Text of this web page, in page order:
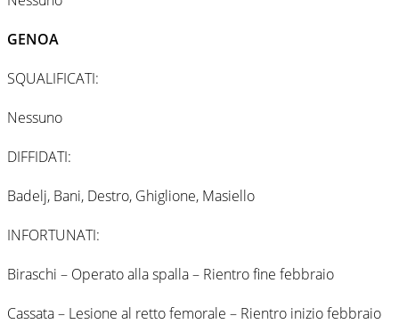
GENOA
SQUALIFICATI:
Nessuno
DIFFIDATI:
Badelj, Bani, Destro, Ghiglione, Masiello
INFORTUNATI:
Biraschi – Operato alla spalla – Rientro fine febbraio
Cassata – Lesione al retto femorale – Rientro inizio febbraio